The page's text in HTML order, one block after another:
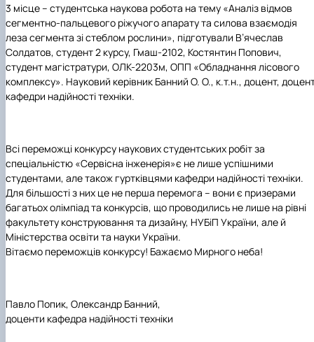
3 місце– студентська наукова робота на тему «Аналіз відмов
сегментно-пальцевого ріжучого апарату та силова взаємодія
леза сегмента зі стеблом рослини», підготували В’ячеслав
Солдатов, студент 2 курсу, Гмаш-2102, Костянтин Попович,
студент магістратури, ОЛК-2203м, ОПП «Обладнання лісового
комплексу». Науковий керівник Банний О. О., к.т.н., доцент,
кафедри надійності техніки.
Всі переможці конкурсу наукових студентських робітза
спеціальністю «Сервісна інженерія»є не лише успішними
студентами, але також гуртківцями кафедри надійності техніки.
Для більшості з них це не перша перемога – вони є призерами
багатьох олімпіад та конкурсів, що проводились не лише на рівні
факультету конструювання та дизайну, НУБіП України, але й
Міністерства освіти та науки України.
Вітаємо переможців конкурсу! Бажаємо Мирного неба!
Павло Попик, Олександр Банний,
доценти кафедра надійності техніки